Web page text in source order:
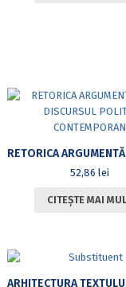
52,86 lei
CITEȘTE MAI